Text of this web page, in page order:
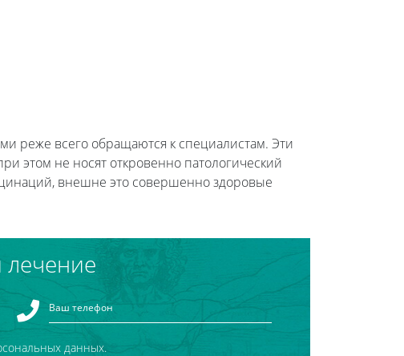
реже всего обращаются к специалистам. Эти
этом не носят откровенно патологический
внешне это совершенно здоровые
лечение
данных.